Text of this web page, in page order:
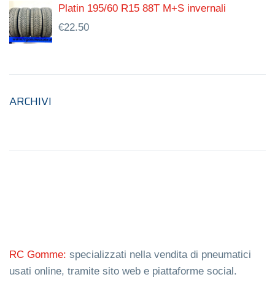
Platin 195/60 R15 88T M+S invernali
€22.50
ARCHIVI
RC Gomme: specializzati nella vendita di pneumatici
usati online, tramite sito web e piattaforme social.